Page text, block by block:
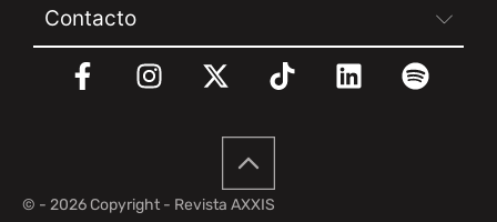
Contacto
© - 2026 Copyright - Revista AXXIS